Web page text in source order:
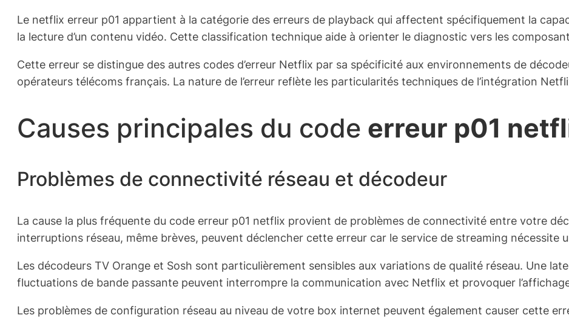
Le netflix erreur p01 appartient à la catégorie des erreurs de playback qui affectent spécifiquement la
la lecture d’un contenu vidéo. Cette classification technique aide à orienter le diagnostic vers les
Cette erreur se distingue des autres codes d’erreur Netflix par sa spécificité aux environnements de
opérateurs télécoms français. La nature de l’erreur reflète les particularités techniques de l’intégration
Causes principales du code erreur p01
Problèmes de connectivité réseau et décodeur
La cause la plus fréquente du code erreur p01 netflix provient de problèmes de connectivité entre votre
interruptions réseau, même brèves, peuvent déclencher cette erreur car le service de streaming nécessite
Les décodeurs TV Orange et Sosh sont particulièrement sensibles aux variations de qualité réseau. Une
fluctuations de bande passante peuvent interrompre la communication avec Netflix et provoquer l’affichage
Les problèmes de configuration réseau au niveau de votre box internet peuvent également causer cette